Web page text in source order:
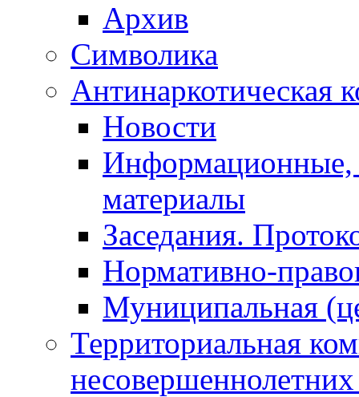
Архив
Символика
Антинаркотическая
Новости
Информационные,
материалы
Заседания.
Нормативно-
Муниципальная
Территориальная